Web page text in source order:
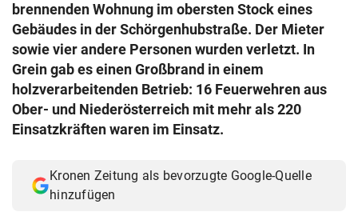
brennenden Wohnung im obersten Stock eines
Gebäudes in der Schörgenhubstraße. Der Mieter
sowie vier andere Personen wurden verletzt. In
Grein gab es einen Großbrand in einem
holzverarbeitenden Betrieb: 16 Feuerwehren aus
Ober- und Niederösterreich mit mehr als 220
Einsatzkräften waren im Einsatz.
Kronen Zeitung als bevorzugte Google-Quelle
hinzufügen